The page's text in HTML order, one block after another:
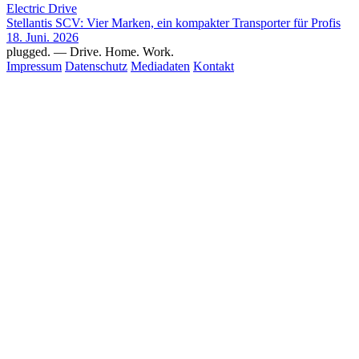
Electric Drive
Stellantis SCV: Vier Marken, ein kompakter Transporter für Profis
18. Juni. 2026
plugged. — Drive. Home. Work.
Impressum Datenschutz Mediadaten Kontakt